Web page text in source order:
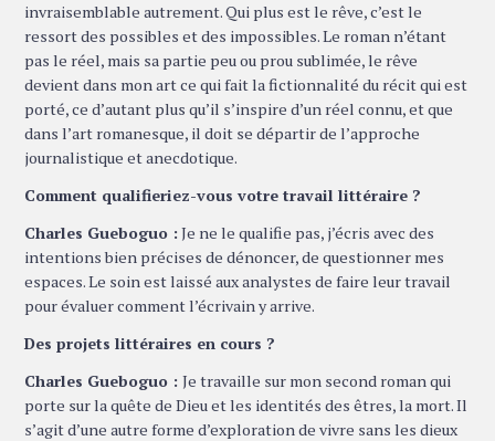
invraisemblable autrement. Qui plus est le rêve, c’est le
ressort des possibles et des impossibles. Le roman n’étant
pas le réel, mais sa partie peu ou prou sublimée, le rêve
devient dans mon art ce qui fait la fictionnalité du récit qui est
porté, ce d’autant plus qu’il s’inspire d’un réel connu, et que
dans l’art romanesque, il doit se départir de l’approche
journalistique et anecdotique.
Comment qualifieriez-vous votre travail littéraire ?
Charles Gueboguo : Je ne le qualifie pas, j’écris avec des
intentions bien précises de dénoncer, de questionner mes
espaces. Le soin est laissé aux analystes de faire leur travail
pour évaluer comment l’écrivain y arrive.
Des projets littéraires en cours ?
Charles Gueboguo : Je travaille sur mon second roman qui
porte sur la quête de Dieu et les identités des êtres, la mort. Il
s’agit d’une autre forme d’exploration de vivre sans les dieux